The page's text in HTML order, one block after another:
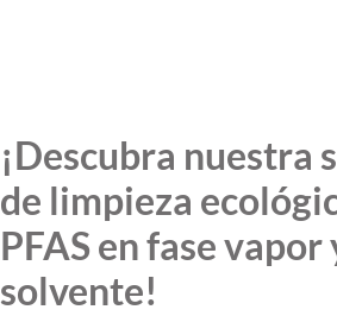
¡Descubra nuestra
de limpieza
PFAS en fase vapor
solvente!